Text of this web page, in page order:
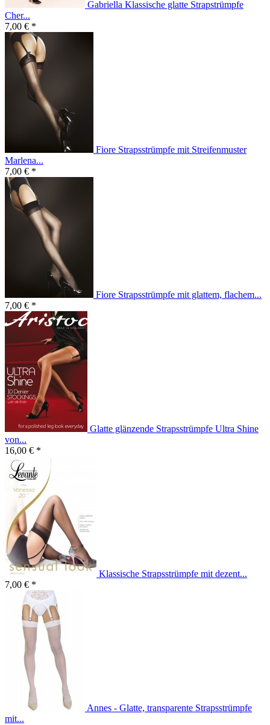
Gabriella Klassische glatte Strapstrümpfe
Cher...
7,00 € *
Fiore Strapsstrümpfe mit Streifenmuster
Marlena...
7,00 € *
Fiore Strapsstrümpfe mit glattem, flachem...
7,00 € *
Glatte glänzende Strapsstrümpfe Ultra Shine
von...
16,00 € *
Klassische Strapsstrümpfe mit dezent...
7,00 € *
Annes - Glatte, transparente Strapsstrümpfe
mit...